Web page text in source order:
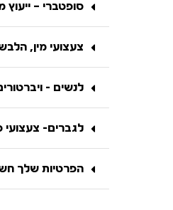
סופטברי – ייעוץ
צעצועי מין,
לנשים -
לגברים- צעצועי
הפרטיות שלך